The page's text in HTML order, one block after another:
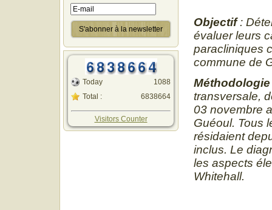
Today
Total :
1088
6838664
Visitors Counter
Objectif:
évaluer leurs
paracliniques
commune de
Méthodologie
transversale,
03 novembre
Guéoul. Tous
résidaient
inclus. Le
les aspects
Whitehall.